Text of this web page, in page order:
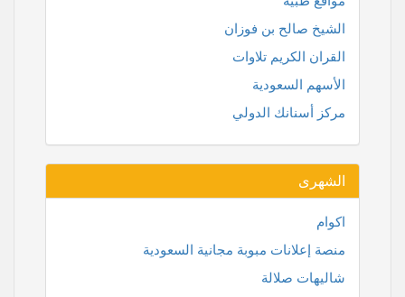
الشيخ صالح بن فوزان
القران الكريم تلاوات
الأسهم السعودية
مركز أسنانك الدولي
الشهرى
اكوام
منصة إعلانات مبوبة مجانية السعودية
شاليهات صلالة